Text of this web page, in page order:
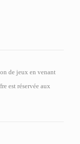
de jeux en venant
est réservée aux